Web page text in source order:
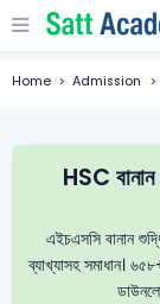
Home Admission
HSC
এইচএসসি বানান
ব্যাখ্যাসহ সমাধান।